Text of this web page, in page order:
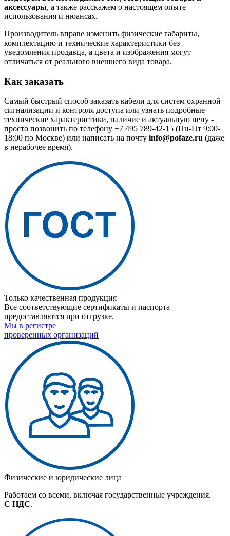
аксессуары, а также расскажем о настоящем опыте
использования и нюансах.
Производитель вправе изменить физические габариты,
комплектацию и технические характеристики без
уведомления продавца, а цвета и изображения могут
отличаться от реального внешнего вида товара.
Как заказать
Самый быстрый способ заказать кабели для систем охранной
сигнализации и контроля доступа или узнать подробные
технические характеристики, наличие и актуальную цену -
просто позвонить по телефону +7 495 789-42-15 (Пн-Пт 9:00-
18:00 по Москве) или написать на почту info@pofaze.ru (даже
в нерабочее время).
Только качественная продукция
Все соответствующие сертификаты и паспорта
предоставляются при отгрузке.
Мы в регистре
проверенных организаций
Физические и юридические лица
Работаем со всеми, включая государственные учреждения.
С НДС.